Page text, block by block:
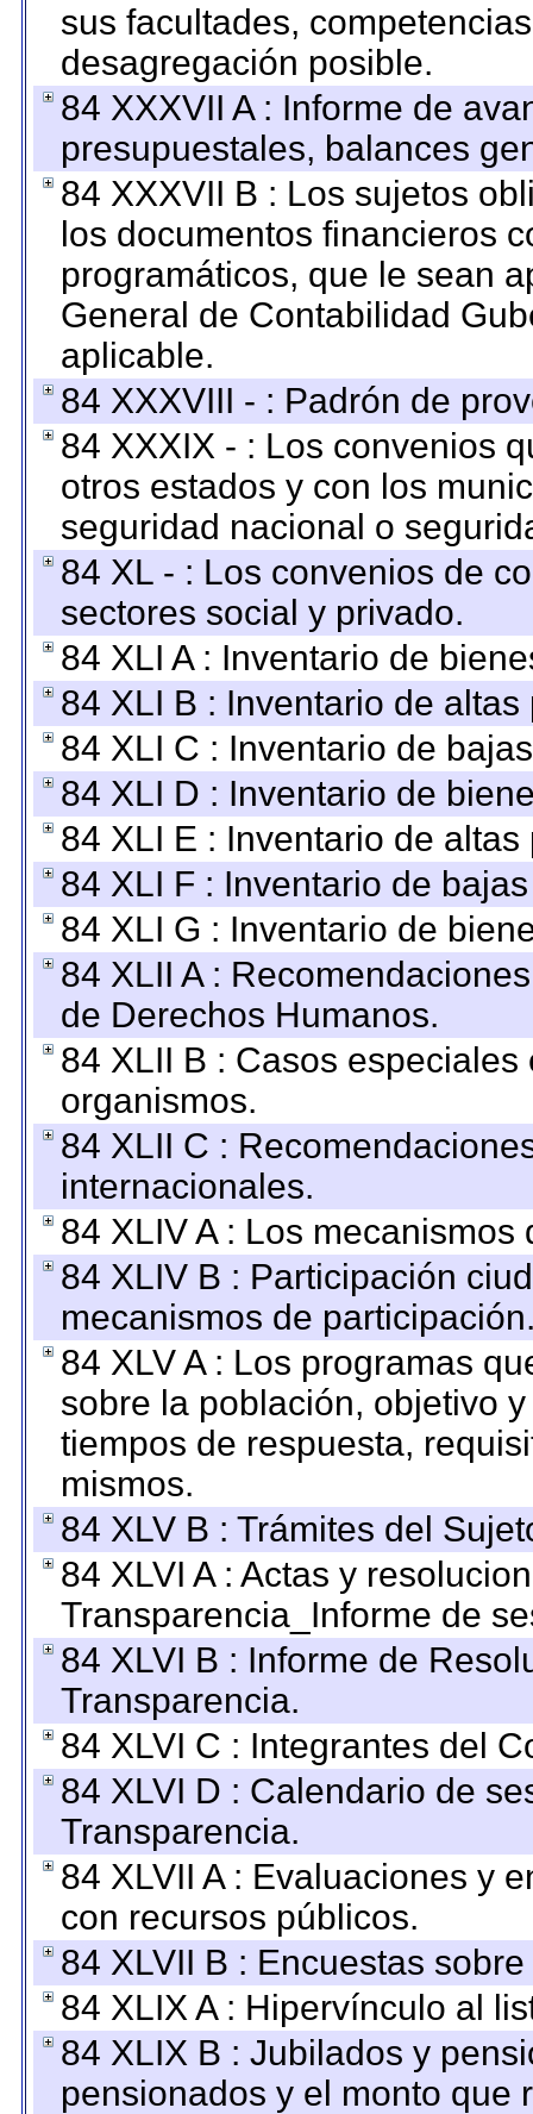
sus facultades,
desagregación posible.
84 XXXVII A : Informe de
presupuestales, balances
84 XXXVII B : Los sujetos
los documentos financieros
programáticos, que le sean
General de Contabilidad
aplicable.
84 XXXVIII - : Padrón de
84 XXXIX - : Los convenios
otros estados y con los
seguridad nacional o
84 XL - : Los convenios de
sectores social y privado.
84 XLI A : Inventario de
84 XLI B : Inventario de
84 XLI C : Inventario de
84 XLI D : Inventario de
84 XLI E : Inventario de
84 XLI F : Inventario de
84 XLI G : Inventario de
84 XLII A :
de Derechos Humanos.
84 XLII B : Casos
organismos.
84 XLII C :
internacionales.
84 XLIV A : Los
84 XLIV B : Participación
mecanismos de
84 XLV A : Los programas
sobre la población, objetivo
tiempos de respuesta,
mismos.
84 XLV B : Trámites del
84 XLVI A : Actas y
Transparencia_Informe de
84 XLVI B : Informe de
Transparencia.
84 XLVI C : Integrantes del
84 XLVI D : Calendario de
Transparencia.
84 XLVII A : Evaluaciones y
con recursos públicos.
84 XLVII B : Encuestas
84 XLIX A : Hipervínculo al
84 XLIX B : Jubilados y
pensionados y el monto que